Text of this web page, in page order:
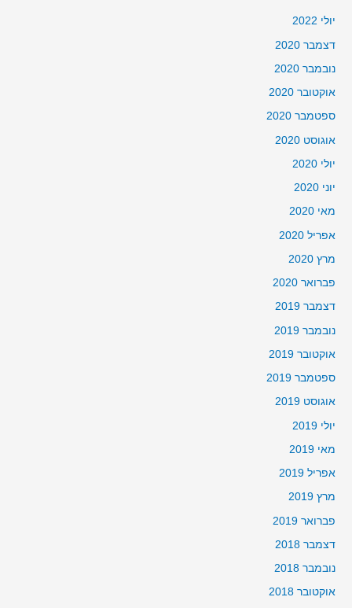
יולי 2022
דצמבר 2020
נובמבר 2020
אוקטובר 2020
ספטמבר 2020
אוגוסט 2020
יולי 2020
יוני 2020
מאי 2020
אפריל 2020
מרץ 2020
פברואר 2020
דצמבר 2019
נובמבר 2019
אוקטובר 2019
ספטמבר 2019
אוגוסט 2019
יולי 2019
מאי 2019
אפריל 2019
מרץ 2019
פברואר 2019
דצמבר 2018
נובמבר 2018
אוקטובר 2018